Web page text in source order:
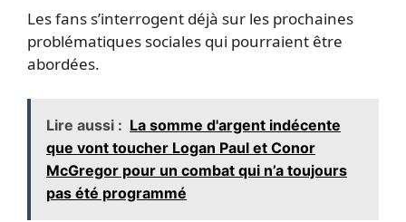
Les fans s’interrogent déjà sur les prochaines
problématiques sociales qui pourraient être
abordées.
Lire aussi : La somme d'argent indécente
que vont toucher Logan Paul et Conor
McGregor pour un combat qui n’a toujours
pas été programmé